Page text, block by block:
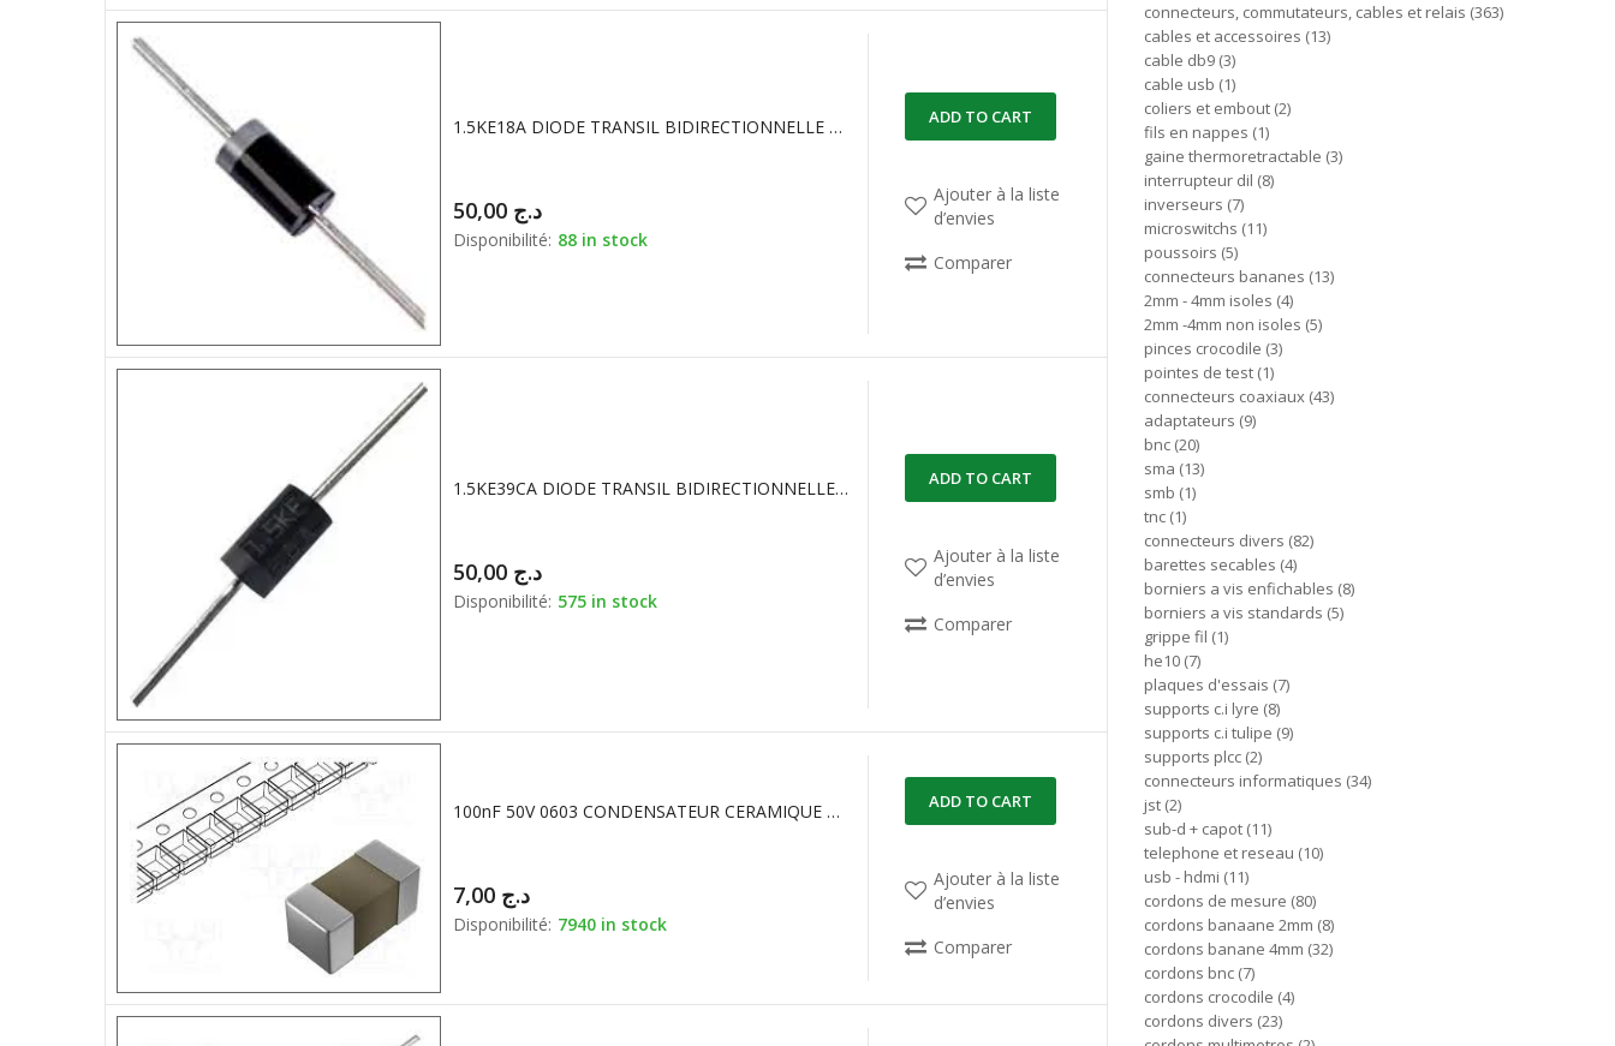
1.5KE18A DIODE TRANSIL BIDIRECTIONNELLE 18V 1500W
د.ج
Disponibilité: 88 in stock
ADD TO CART
Ajouter à la liste
d’envies
Comparer
1.5KE39CA DIODE TRANSIL BIDIRECTIONNELLE 33.3 V, 53.9 V
د.ج
Disponibilité: 575 in stock
ADD TO CART
Ajouter à la liste
d’envies
Comparer
100nF 50V 0603 CONDENSATEUR CERAMIQUE CMS
د.ج
Disponibilité: 7940 in stock
ADD TO CART
Ajouter à la liste
d’envies
Comparer
connecteurs, commutateurs, cables et relais 363
cables et accessoires 13
cable db9 3
cable usb 1
coliers et embout 2
fils en nappes 1
gaine thermoretractable 3
interrupteur dil 8
inverseurs 7
microswitchs 11
poussoirs 5
connecteurs bananes 13
2mm - 4mm isoles 4
2mm -4mm non isoles 5
pinces crocodile 3
pointes de test 1
connecteurs coaxiaux 43
adaptateurs 9
bnc 20
sma 13
smb 1
tnc 1
connecteurs divers 82
barettes secables 4
borniers a vis enfichables 8
borniers a vis standards 5
grippe fil 1
he10 7
plaques d'essais 7
supports c.i lyre 8
supports c.i tulipe 9
supports plcc 2
connecteurs informatiques 34
jst 2
sub-d + capot 11
telephone et reseau 10
usb - hdmi 11
cordons de mesure 80
cordons banaane 2mm 8
cordons banane 4mm 32
cordons bnc 7
cordons crocodile 4
cordons divers 23